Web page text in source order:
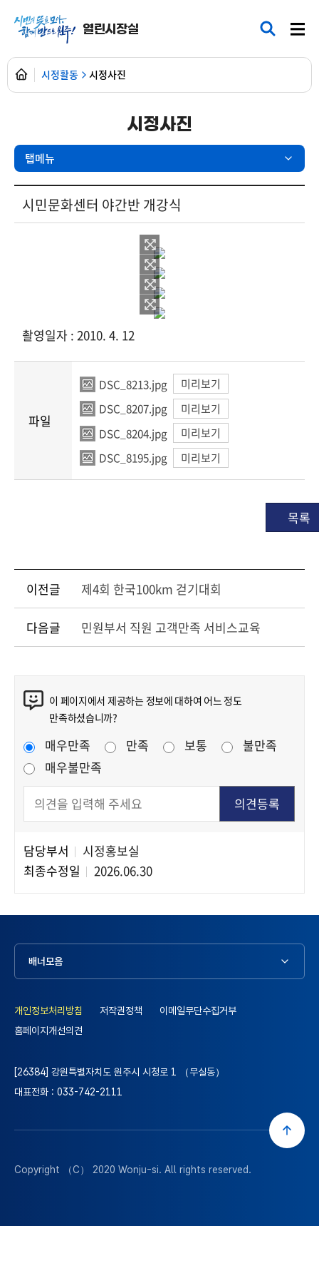
열린시장실
시정활동 시정사진
시정사진
탭메뉴
시민문화센터 야간반 개강식
촬영일자 : 2010. 4. 12
파일
DSC_8213.jpg 미리보기
DSC_8207.jpg 미리보기
DSC_8204.jpg 미리보기
DSC_8195.jpg 미리보기
목록
이전글 제4회 한국100km 걷기대회
다음글 민원부서 직원 고객만족 서비스교육
이 페이지에서 제공하는 정보에 대하여 어느 정도
만족하셨습니까?
매우만족 만족 보통
불만족
매우불만족
담당부서
시정홍보실
최종수정일
2026.06.30
배너모음
개인정보처리방침 저작권정책
이메일무단수집거부
홈페이지개선의견
[26384] 강원특별자치도 원주시 시청로 1 （무실동）
대표전화 : 033-742-2111
Copyright （C） 2020 Wonju-si. All rights reserved.